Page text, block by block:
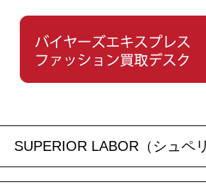
SUPERIOR LABOR（シュペ